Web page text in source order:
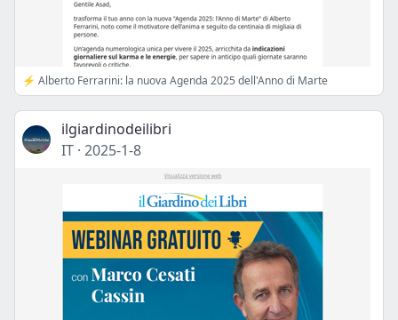
⚡️ Alberto Ferrarini: la nuova Agenda 2025 dell'Anno di Marte
ilgiardinodeilibri
IT · 2025-1-8